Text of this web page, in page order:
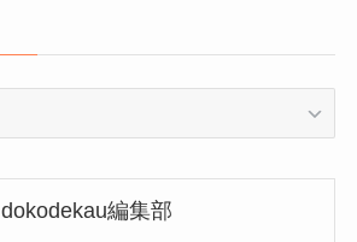
dokodekau編集部